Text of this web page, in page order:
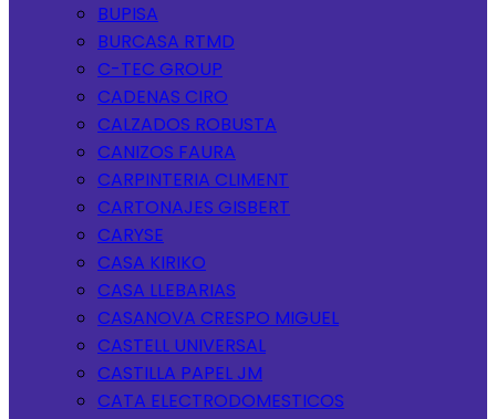
BUPISA
BURCASA RTMD
C-TEC GROUP
CADENAS CIRO
CALZADOS ROBUSTA
CANIZOS FAURA
CARPINTERIA CLIMENT
CARTONAJES GISBERT
CARYSE
CASA KIRIKO
CASA LLEBARIAS
CASANOVA CRESPO MIGUEL
CASTELL UNIVERSAL
CASTILLA PAPEL JM
CATA ELECTRODOMESTICOS